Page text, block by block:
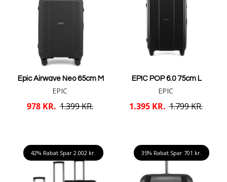
Epic Airwave Neo 65cm M
EPIC
978 KR. 1.399 KR.
EPIC POP 6.0 75cm L
EPIC
1.395 KR. 1.799 KR.
42% Rabat Spar 2.002 kr. 35% Rabat Spar 701 kr.